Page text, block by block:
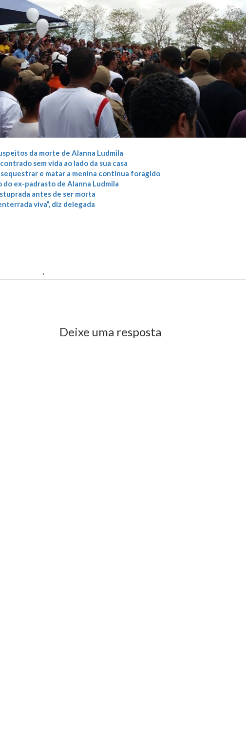
da morte de Alanna Ludmila
sem vida ao lado da sua casa
e matar a menina continua foragido
ex-padrasto de Alanna Ludmila
antes de ser morta
viva”, diz delegada
,
Deixe uma resposta